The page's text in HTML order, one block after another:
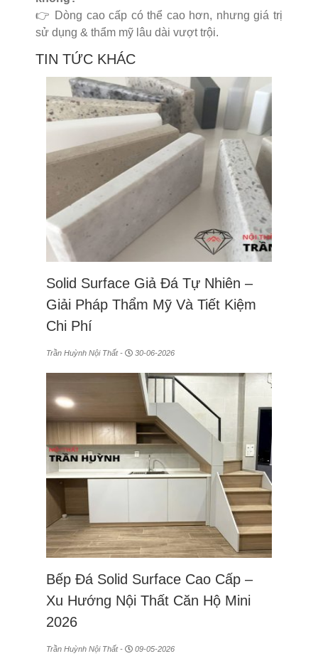
👉 Dòng cao cấp có thể cao hơn, nhưng giá trị
sử dụng & thẩm mỹ lâu dài vượt trội.
TIN TỨC KHÁC
Solid Surface Giả Đá Tự Nhiên –
Giải Pháp Thẩm Mỹ Và Tiết Kiệm
Chi Phí
Trần Huỳnh Nội Thất - 30-06-2026
Bếp Đá Solid Surface Cao Cấp –
Xu Hướng Nội Thất Căn Hộ Mini
2026
Trần Huỳnh Nội Thất - 09-05-2026